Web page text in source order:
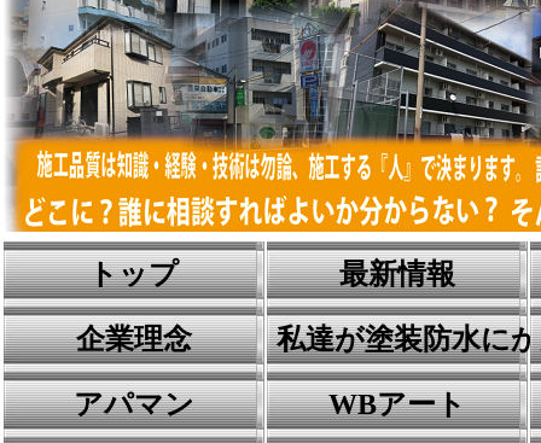
トップ 最新情報
企業理念 私達が塗装防水に
アパマン WBアート